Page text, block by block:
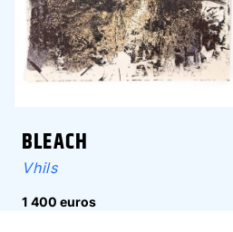
BLEACH
Vhils
1 400 euros